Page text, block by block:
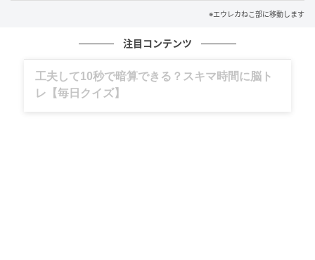
※エウレカねこ部に移動します
注目コンテンツ
グルメ、ギャグ、子育て、旅行記……全部、読
めます。